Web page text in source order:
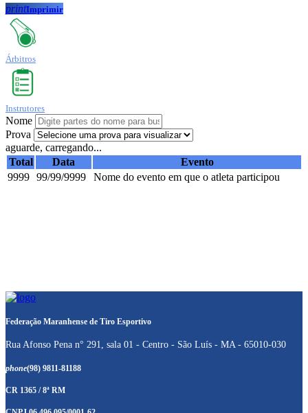
printImprimir
Árbitros
Instrutores
Nome
Prova
aguarde, carregando...
Total
Data
Evento
9999 99/99/9999 Nome do evento em que o atleta participou
Federação Maranhense de Tiro Esportivo
Rua Afonso Pena n° 291, sala 01 - Centro - São Luís - MA - 65010-030
phone(98) 9811-81188
CR 1365 / 8ª RM